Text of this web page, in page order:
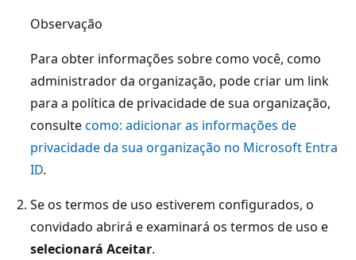
Observação
Para obter informações sobre como você, como
administrador da organização, pode criar um link
para a política de privacidade de sua organização,
consultecomo: adicionar as informações de
privacidade da sua organização no Microsoft Entra
ID.
Se os termos de uso estiverem configurados, o
convidado abrirá e examinará os termos de uso e
selecionará Aceitar.